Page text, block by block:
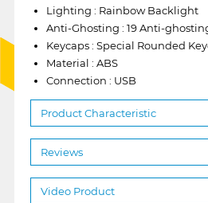
Lighting : Rainbow Backlight
Anti-Ghosting : 19 Anti-
Keycaps : Special Rounded
Material : ABS
Connection : USB
Product Characteristic
Reviews
Video Product